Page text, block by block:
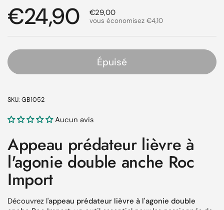
Prix régulier
€24,90 Prix de solde
€29,00
vous économisez €4,10
Épuisé
SKU: GB1052
Aucun avis
Appeau prédateur lièvre à
l'agonie double anche Roc
Import
Découvrez l'appeau prédateur lièvre à l'agonie double